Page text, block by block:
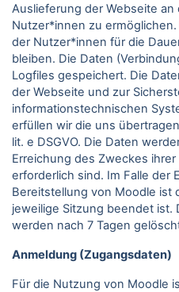
Auslieferung der Webseite an
Nutzer*innen zu
der Nutzer*innen für die
bleiben. Die Daten
Logfiles gespeichert. Die
der Webseite und zur
informationstechnischen
erfüllen wir die uns
lit. e DSGVO. Die Daten
Erreichung des Zweckes
erforderlich sind. Im Falle der
Bereitstellung von Moodle ist
jeweilige Sitzung beendet ist.
werden nach 7 Tagen
Anmeldung (Zugangsdaten)
Für die Nutzung von Moodle